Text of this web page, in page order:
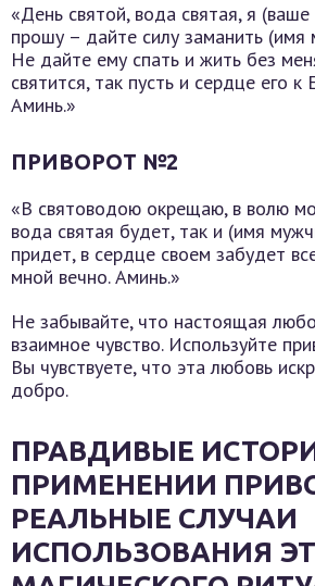
«День святой, вода святая, я
прошу – дайте силу заманить
Не дайте ему спать и жить без
святится, так пусть и сердце его к
Аминь.»
ПРИВОРОТ №2
«В святоводою окрещаю, в волю
вода святая будет, так и (имя
придет, в сердце своем забудет
мной вечно. Аминь.»
Не забывайте, что настоящая
взаимное чувство. Используйте
Вы чувствуете, что эта любовь
добро.
ПРАВДИВЫЕ
ПРИМЕНЕНИИ
РЕАЛЬНЫЕ СЛУЧАИ
ИСПОЛЬЗОВАНИЯ